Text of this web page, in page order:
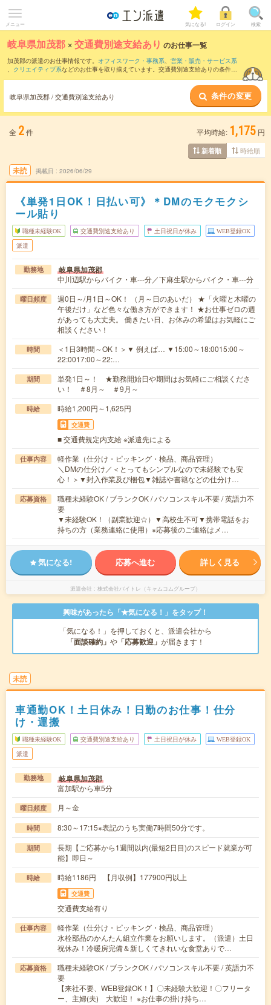
メニュー 気になる! ログイン 検索
岐阜県加茂郡 ×交通費別途支給あり のお仕事一覧
加茂郡の派遣のお仕事情報です。 オフィスワーク・事務系、 営業・販売・サービス系
、 クリエイティブ系などのお仕事を取り揃えています。交通費別途支給ありの条件の
岐阜県加茂郡 / 交通費別途支給あり 条件の変更
全 2件 平均時給: 1,175 円
新着順 時給順
未読 掲載日 2026/06/29
《単発1日OK！日払い可》＊DMのモクモクシ
ール貼り
職種未経験OK 交通費別途支給あり 土日祝日が休み WEB登録OK
派遣
勤務地 岐阜県加茂郡
中川辺駅からバイク・車---分／下麻生駅からバイク・車---分
曜日頻度
週0日～/月1日～OK！ （月～日のあいだ） ★「火曜と木曜の
午後だけ」など色々な働き方ができます！ ★お仕事ゼロの週
があっても大丈夫。 働きたい日、お休みの希望はお気軽にご
相談ください！
時間
＜1日3時間～OK！＞▼ 例えば… ▼15:00～18:0015:00～
22:0017:00～22:…
期間
単発1日～！ ★勤務開始日や期間はお気軽にご相談くださ
い！ ＃8月～ ＃9月～
時給 時給1,200円～1,625円
交通費
■ 交通費規定内支給 ※派遣先による
仕事内容
軽作業（仕分け・ピッキング・検品、商品管理）
＼DMの仕分け／＜とってもシンプルなので未経験でも安
心！＞▼封入作業及び梱包▼雑誌や書籍などの仕分け…
応募資格
職種未経験OK / ブランクOK / パソコンスキル不要 / 英語力不
要
▼未経験OK！（副業歓迎☆）▼高校生不可▼携帯電話をお
持ちの方（業務連絡に使用）※応募後のご連絡はメ…
気になる! 応募へ進む 詳しく見る
派遣会社 株式会社バイトレ（キャムコムグループ）
興味があったら「★気になる！」をタップ！
「気になる！」を押しておくと、派遣会社から
「面談確約」 や 「応募歓迎」 が届きます！
未読
車通勤OK！土日休み！日勤のお仕事！仕分
け・運搬
職種未経験OK 交通費別途支給あり 土日祝日が休み WEB登録OK
派遣
勤務地 岐阜県加茂郡
富加駅から車5分
曜日頻度 月～金
時間 8:30～17:15※表記のうち実働7時間50分です。
期間
長期【ご応募から1週間以内(最短2日目)のスピード就業が可
能】即日～
時給 時給1186円 【月収例】177900円以上
交通費
交通費支給有り
仕事内容
軽作業（仕分け・ピッキング・検品、商品管理）
水栓部品のかんたん組立作業をお願いします。（派遣）土日
祝休み！冷暖房完備＆新しくてきれいな食堂ありで…
応募資格
職種未経験OK / ブランクOK / パソコンスキル不要 / 英語力不
要
【来社不要、WEB登録OK！】〇未経験大歓迎！〇フリータ
ー、主婦(夫) 大歓迎！ ※お仕事の掛け持ち…